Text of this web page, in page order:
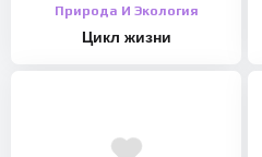
Природа И Экология
Цикл жизни